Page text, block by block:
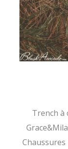
Trench à
Chaussures